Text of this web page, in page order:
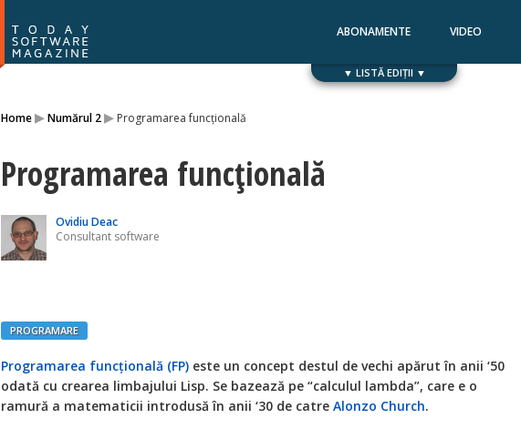
ABONAMENTE VIDEO
▼ LISTĂ EDIȚII ▼
Home▸Numărul 2▸ Programarea funcţională
Programarea funcţională
Ovidiu Deac
Consultant software
PROGRAMARE
Programarea funcţională (FP) este un concept destul de vechi apărut în anii ‘50
odată cu crearea limbajului Lisp. Se bazează pe “calculul lambda”, care e o
ramură a matematicii introdusă în anii ‘30 de catre Alonzo Church.